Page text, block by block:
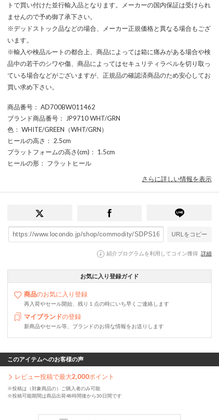
トで買い付けた並行輸入品となります。メーカーの国内保証は受けられ
ませんので予め御了承下さい。
※デッドストック品などの場合、メーカー正規価格と異なる場合もござ
います。
※輸入や検品ルートの都合上、商品によっては箱に痛みがある場合や検
品中の若干のシワや傷、商品によってはセキュリティラベルを切り取っ
ている場合などがございますが、正規品の確認済商品のため安心してお
買い求め下さい。
商品番号 ： AD700BW011462
ブランド商品番号 ： JP9710 WHT/GRN
色 ： WHITE/GREEN（WHT/GRN）
ヒールの高さ ： 2.5cm
プラットフォームの高さ(cm) ： 1.5cm
ヒールの形 ： フラットヒール
さらに詳しい情報を表示
URLをコピー
紹介プログラムを利用してコイン獲得 詳細
お気に入り登録ガイド
商品のお気に入り登録
再入荷やセール開始、残り１点の時にいち早くご連絡します
マイブランドの登録
新商品やセール等、ブランドのお得な情報をお送りします
このアイテムへのお客様の声
レビュー投稿で最大2,000ポイント
※投稿は（対象商品の）ご購入者のみ可能
※投稿可能期間は商品出荷48時間後から30日間です